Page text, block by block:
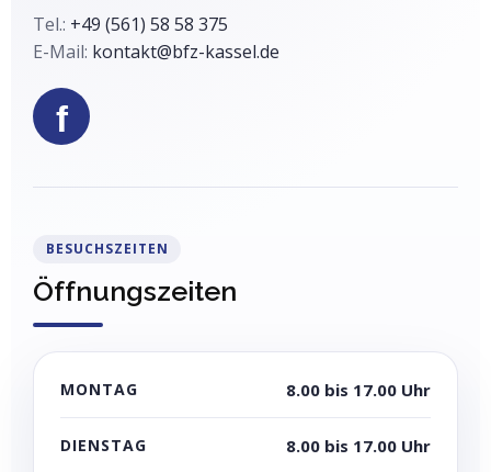
Tel.: +49 (561) 58 58 375
E-Mail: kontakt@bfz-kassel.de
f
BESUCHSZEITEN
Öffnungszeiten
MONTAG 8.00 bis 17.00 Uhr
DIENSTAG 8.00 bis 17.00 Uhr